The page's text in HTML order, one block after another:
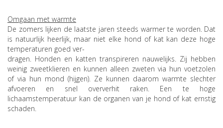
Omgaan met warmte
De zomers lijken de laatste jaren steeds warmer te worden. Dat
is natuurlijk heerlijk, maar niet elke hond of kat kan deze hoge
temperaturen goed ver-
dragen. Honden en katten transpireren nauwelijks. Zij hebben
weinig zweetklieren en kunnen alleen zweten via hun voetzolen
of via hun mond (hijgen). Ze kunnen daarom warmte slechter
afvoeren en snel oververhit raken. Een te hoge
lichaamstemperatuur kan de organen van je hond of kat ernstig
schaden.